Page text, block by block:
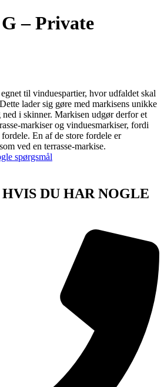
– Private
til vinduespartier, hvor udfaldet skal
lader sig gøre med markisens unikke
i skinner. Markisen udgør derfor et
markiser og vinduesmarkiser, fordi
En af de store fordele er
ved en terrasse-markise.
spørgsmål
DU HAR NOGLE